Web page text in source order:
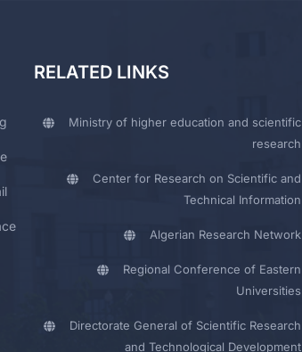
RELATED LINKS
Ministry of higher education and scientific
research
Center for Research on Scientific and
Technical Information
Algerian Research Network
Regional Conference of Eastern
Universities
Directorate General of Scientific Research
and Technological Development